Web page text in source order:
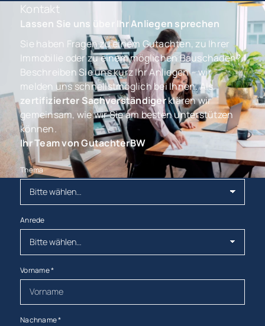
Kontakt
Lassen Sie uns über Ihr Anliegen sprechen
Sie haben Fragen zu einem Gutachten, zu Ihrer
Immobilie oder zu einem möglichen Bauschaden?
Beschreiben Sie uns kurz Ihr Anliegen – wir
melden uns schnellstmöglich bei Ihnen. Als
zertifizierter Sachverständigerklären wir
gemeinsam, wie wir Sie am besten unterstützen
können.
Ihr Team von GutachterBW
Thema
Anrede
Vorname*
Nachname*